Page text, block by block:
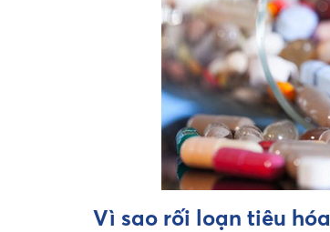
Vì sao rối loạn tiêu